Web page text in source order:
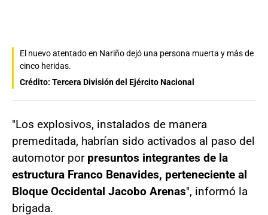
El nuevo atentado en Nariño dejó una persona muerta y más de
cinco heridas.
Crédito: Tercera División del Ejército Nacional
"Los explosivos, instalados de manera
premeditada, habrían sido activados al paso del
automotor por presuntos integrantes de la
estructura Franco Benavides, perteneciente al
Bloque Occidental Jacobo Arenas", informó la
brigada.